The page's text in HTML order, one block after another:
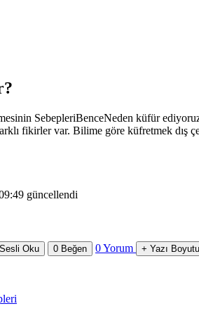
SebepleriBenceNeden küfür
fikirler var. Bilime göre küfretmek dış
güncellendi
Sesli Oku 0 Beğen 0Yorum + Yazı